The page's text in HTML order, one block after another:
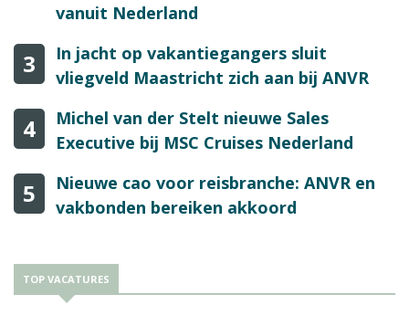
vanuit Nederland
3
In jacht op vakantiegangers sluit
vliegveld Maastricht zich aan bij ANVR
4
Michel van der Stelt nieuwe Sales
Executive bij MSC Cruises Nederland
5
Nieuwe cao voor reisbranche: ANVR en
vakbonden bereiken akkoord
TOP VACATURES